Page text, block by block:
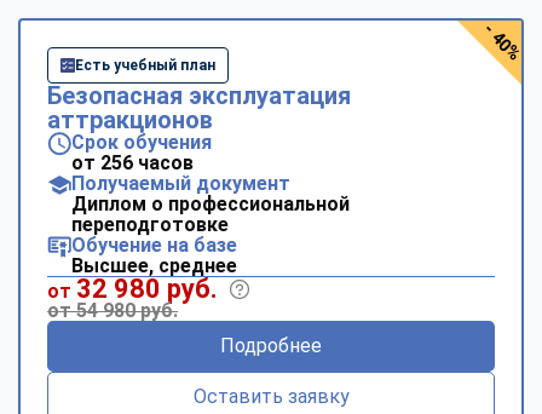
Есть учебный план
Безопасная эксплуатация
аттракционов
Срок обучения
от 256 часов
Получаемый документ
Диплом о профессиональной
переподготовке
Обучение на базе
Высшее, среднее
от 32 980 руб.
от 54 980 руб.
Подробнее
Оставить заявку
- 40%